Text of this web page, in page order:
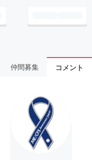
仲間募集 コメント